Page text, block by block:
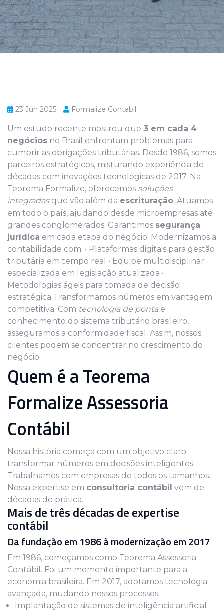
23 Jun 2025 Formalize Contabil
Um estudo recente mostrou que 3 em cada 4
negócios no Brasil enfrentam problemas para
cumprir as obrigações tributárias. Desde 1986, somos
parceiros estratégicos, misturando experiência de
décadas com inovações tecnológicas de 2017. Na
Teorema Formalize, oferecemos soluções
integradasque vão além da escrituração. Atuamos
em todo o país, ajudando desde microempresas até
grandes conglomerados. Garantimos segurança
jurídica em cada etapa do negócio. Modernizamos a
contabilidade com: • Plataformas digitais para gestão
tributária em tempo real • Equipe multidisciplinar
especializada em legislação atualizada •
Metodologias ágeis para tomada de decisão
estratégica Transformamos números em vantagem
competitiva. Com tecnologia de pontae
conhecimento do sistema tributário brasileiro,
asseguramos a conformidade fiscal. Assim, nossos
clientes podem se concentrar no crescimento do
negócio.
Quem é a Teorema
Formalize Assessoria
Contábil
Nossa história começa com um objetivo claro:
transformar números em decisões inteligentes.
Trabalhamos com empresas de todos os tamanhos.
Nossa expertise em consultoria contábil vem de
décadas de prática.
Mais de três décadas de expertise
contábil
Da fundação em 1986 à modernização em 2017
Em 1986, começamos como Teorema Assessoria
Contábil. Foi um momento importante para a
economia brasileira. Em 2017, adotamos tecnologia
avançada, mudando nossos processos.
Implantação de sistemas de inteligência artificial